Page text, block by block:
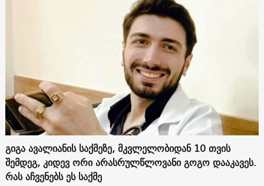
გიგა ავალიანის საქმეზე, მკვლელობიდან 10 თვის
შემდეგ, კიდევ ორი არასრულწლოვანი გოგო დააკავეს.
რას აჩვენებს ეს საქმე